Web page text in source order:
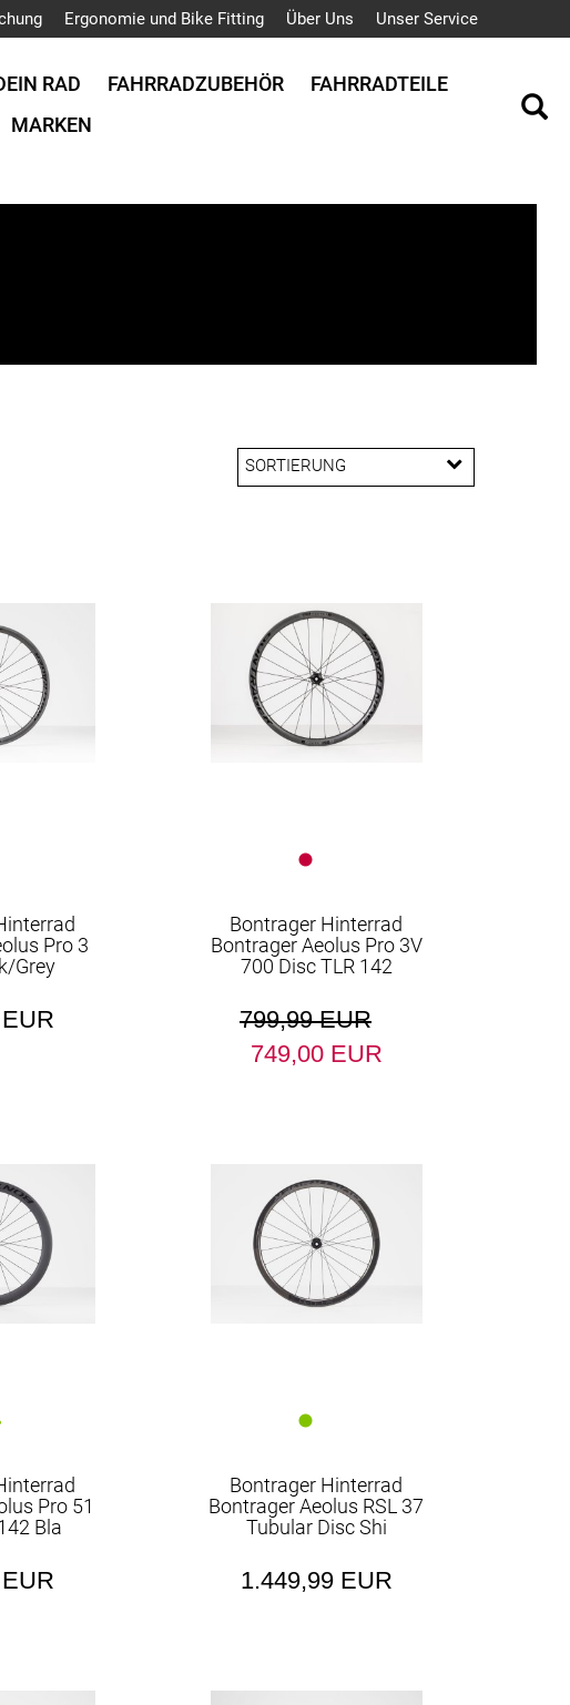
Ergonomie und Bike Fitting Über Uns Unser Service
RAD FAHRRADZUBEHÖR
FAHRRADTEILE
MARKEN
SORTIERUNG
Pro 3
Grey
Bontrager Hinterrad
Bontrager Aeolus Pro 3V
700 Disc TLR 142
799,99 EUR
749,00 EUR
Pro 51
Bla
Bontrager Hinterrad
Bontrager Aeolus RSL 37
Tubular Disc Shi
1.449,99 EUR